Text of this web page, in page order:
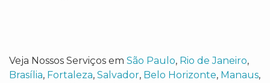
Veja Nossos Serviços em São Paulo, Rio de Janeiro,
Brasília, Fortaleza, Salvador, Belo Horizonte, Manaus,